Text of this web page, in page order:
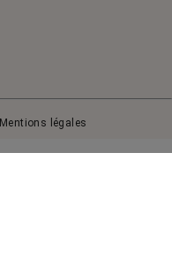
Mentions légales